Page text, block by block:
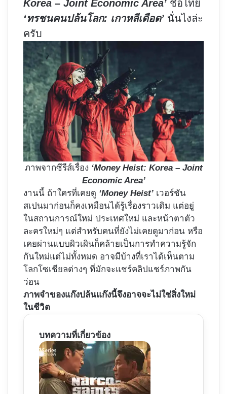
Korea – Joint Economic Area’ ชื่อไทย
‘ทรชนคนปล้นโลก: เกาหลีเดือด’ นั่นไงล่ะ
ครับ
ภาพจากซีรีส์เรื่อง ‘Money Heist: Korea – Joint
Economic Area’
งานนี้ ถ้าใครที่เคยดู ‘Money Heist’ เวอร์ชัน
สเปนมาก่อนก็คงเหมือนได้รู้เรื่องราวเดิม แต่อยู่
ในสถานการณ์ใหม่ ประเทศใหม่ และหน้าตาตัว
ละครใหม่ๆ แต่สำหรับคนที่ยังไม่เคยดูมาก่อน หรือ
เคยผ่านแบบผิวเผินก็คล้ายเป็นการทำความรู้จัก
กันใหม่แต่ไม่ทั้งหมด อาจมีบ้างที่เราได้เห็นตาม
โลกโซเชียลต่างๆ ที่มักจะแชร์คลิปแชร์ภาพกัน
ว่อน
ภาพจำของแก๊งปล้นแก๊งนี้จึงอาจจะไม่ใช่สิ่งใหม่
ในชีวิต
บทความที่เกี่ยวข้อง